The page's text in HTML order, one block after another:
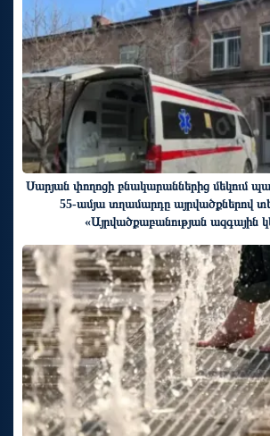
Սարյան փողոցի բնակարաններից մեկում
55-ամյա տղամարդը այրվածքներով
«Այրվածքաբանության ազգային